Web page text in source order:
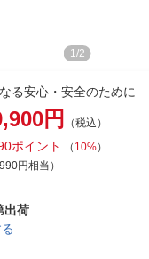
1/2
る安心・安全のために
円 （税込）
ポイント （ 10%）
円相当）
出荷